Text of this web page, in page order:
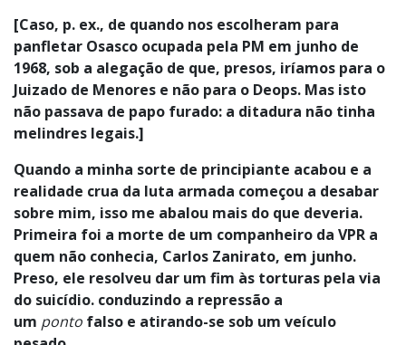
[Caso, p. ex., de quando nos escolheram para
panfletar Osasco ocupada pela PM em junho de
1968, sob a alegação de que, presos, iríamos para o
Juizado de Menores e não para o Deops. Mas isto
não passava de papo furado: a ditadura não tinha
melindres legais.]
Quando a minha sorte de principiante acabou e a
realidade crua da luta armada começou a desabar
sobre mim, isso me abalou mais do que deveria.
Primeira foi a morte de um companheiro da VPR a
quem não conhecia, Carlos Zanirato, em junho.
Preso, ele resolveu dar um fim às torturas pela via
do suicídio. conduzindo a repressão a
um ponto falso e atirando-se sob um veículo